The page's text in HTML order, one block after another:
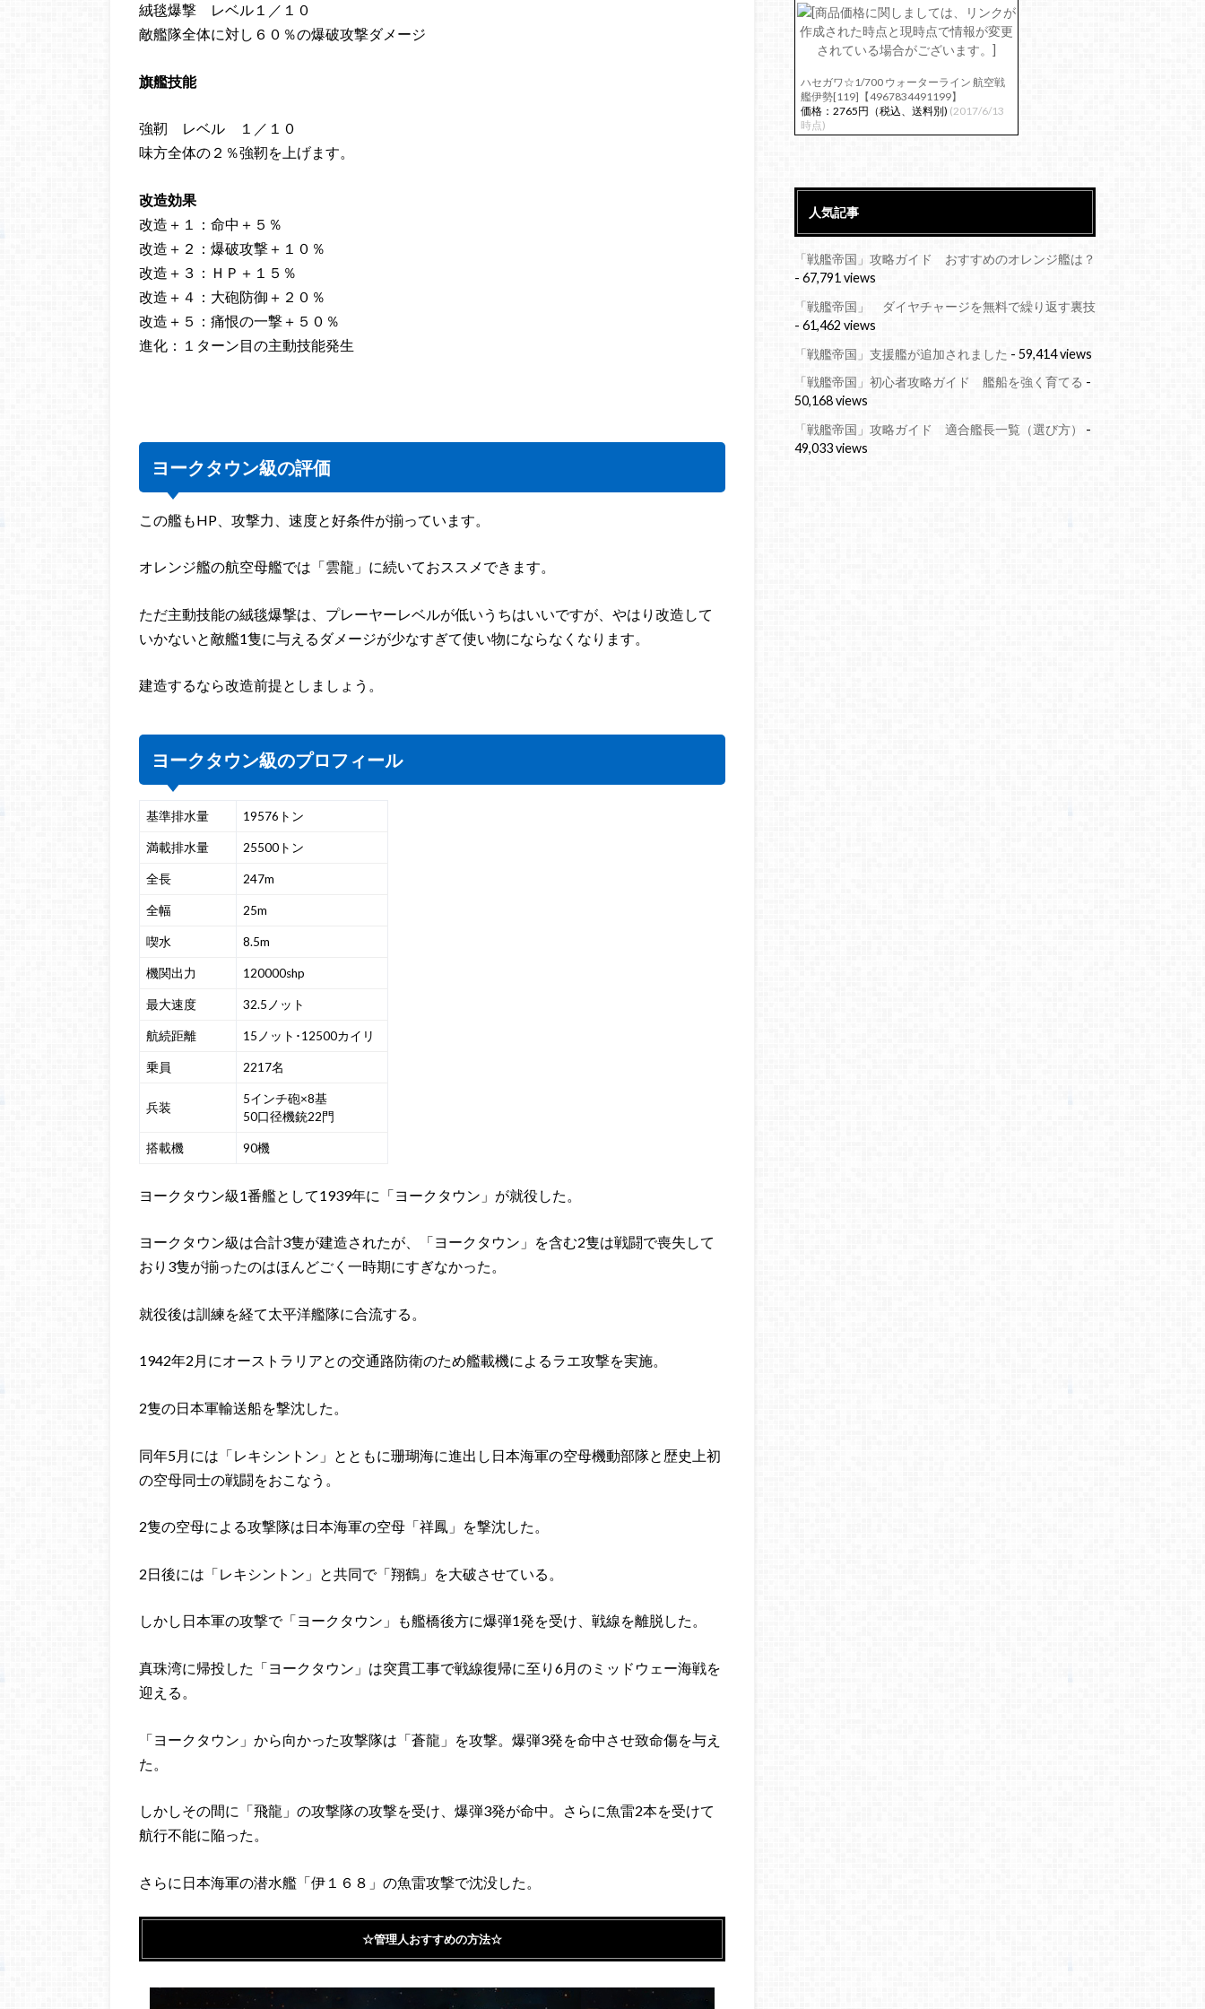
絨毯爆撃 レベル１／１０
敵艦隊全体に対し６０％の爆破攻撃ダメージ
旗艦技能
強靭 レベル １／１０
味方全体の２％強靭を上げます。
改造効果
改造＋１：命中＋５％
改造＋２：爆破攻撃＋１０％
改造＋３：ＨＰ＋１５％
改造＋４：大砲防御＋２０％
改造＋５：痛恨の一撃＋５０％
進化：１ターン目の主動技能発生
ヨークタウン級の評価
この艦もHP、攻撃力、速度と好条件が揃っています。
オレンジ艦の航空母艦では「雲龍」に続いておススメできます。
ただ主動技能の絨毯爆撃は、プレーヤーレベルが低いうちはいいですが、やはり改造して
いかないと敵艦1隻に与えるダメージが少なすぎて使い物にならなくなります。
建造するなら改造前提としましょう。
ヨークタウン級のプロフィール
基準排水量 19576トン
満載排水量 25500トン
全長 247m
全幅 25m
喫水 8.5m
機関出力 120000shp
最大速度 32.5ノット
航続距離 15ノット･12500カイリ
乗員 2217名
兵装
5インチ砲×8基
50口径機銃22門
搭載機 90機
ヨークタウン級1番艦として1939年に「ヨークタウン」が就役した。
ヨークタウン級は合計3隻が建造されたが、「ヨークタウン」を含む2隻は戦闘で喪失して
おり3隻が揃ったのはほんどごく一時期にすぎなかった。
就役後は訓練を経て太平洋艦隊に合流する。
1942年2月にオーストラリアとの交通路防衛のため艦載機によるラエ攻撃を実施。
2隻の日本軍輸送船を撃沈した。
同年5月には「レキシントン」とともに珊瑚海に進出し日本海軍の空母機動部隊と歴史上初
の空母同士の戦闘をおこなう。
2隻の空母による攻撃隊は日本海軍の空母「祥鳳」を撃沈した。
2日後には「レキシントン」と共同で「翔鶴」を大破させている。
しかし日本軍の攻撃で「ヨークタウン」も艦橋後方に爆弾1発を受け、戦線を離脱した。
真珠湾に帰投した「ヨークタウン」は突貫工事で戦線復帰に至り6月のミッドウェー海戦を
迎える。
「ヨークタウン」から向かった攻撃隊は「蒼龍」を攻撃。爆弾3発を命中させ致命傷を与え
た。
しかしその間に「飛龍」の攻撃隊の攻撃を受け、爆弾3発が命中。さらに魚雷2本を受けて
航行不能に陥った。
さらに日本海軍の潜水艦「伊１６８」の魚雷攻撃で沈没した。
☆管理人おすすめの方法☆
ハセガワ☆1/700 ウォーターライン 航空戦
艦伊勢[119]【4967834491199】
価格：2765円（税込、送料別) (2017/6/13
時点)
人気記事
「戦艦帝国」攻略ガイド おすすめのオレンジ艦は？
- 67,791 views
「戦艦帝国」 ダイヤチャージを無料で繰り返す裏技
- 61,462 views
「戦艦帝国」支援艦が追加されました - 59,414 views
「戦艦帝国」初心者攻略ガイド 艦船を強く育てる -
50,168 views
「戦艦帝国」攻略ガイド 適合艦長一覧（選び方）
-
49,033 views